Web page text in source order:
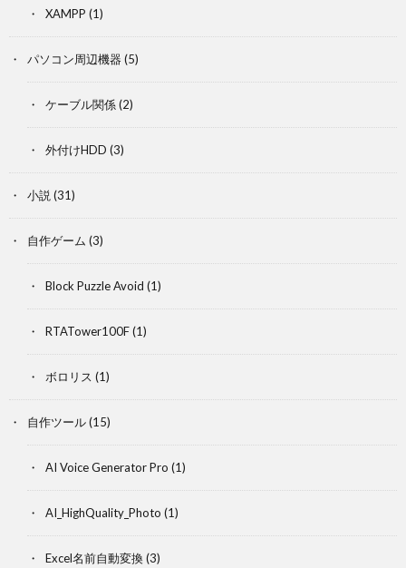
XAMPP (1)
パソコン周辺機器 (5)
ケーブル関係(2)
外付けHDD (3)
小説(31)
自作ゲーム (3)
Block Puzzle Avoid (1)
RTATower100F(1)
ボロリス (1)
自作ツール(15)
AI Voice Generator Pro (1)
AI_HighQuality_Photo (1)
Excel名前自動変換(3)